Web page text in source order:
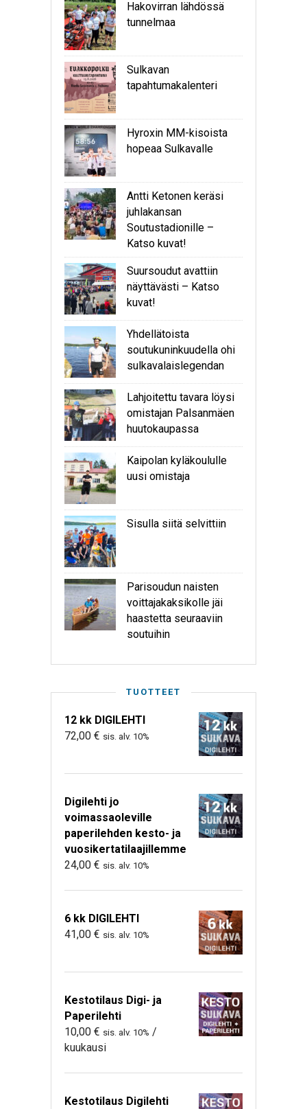
Hakovirran lähdössä
tunnelmaa
Sulkavan
tapahtumakalenteri
Hyroxin MM-kisoista
hopeaa Sulkavalle
Antti Ketonen keräsi
juhlakansan
Soutustadionille –
Katso kuvat!
Suursoudut avattiin
näyttävästi – Katso
kuvat!
Yhdellätoista
soutukuninkuudella ohi
sulkavalaislegendan
Lahjoitettu tavara löysi
omistajan Palsanmäen
huutokaupassa
Kaipolan kyläkoululle
uusi omistaja
Sisulla siitä selvittiin
Parisoudun naisten
voittajakaksikolle jäi
haastetta seuraaviin
soutuihin
TUOTTEET
12 kk DIGILEHTI
72,00 € sis. alv. 10%
Digilehti jo
voimassaoleville
paperilehden kesto- ja
vuosikertatilaajillemme
24,00 € sis. alv. 10%
6 kk DIGILEHTI
41,00 € sis. alv. 10%
Kestotilaus Digi- ja
Paperilehti
10,00 € sis. alv. 10% /
kuukausi
Kestotilaus Digilehti